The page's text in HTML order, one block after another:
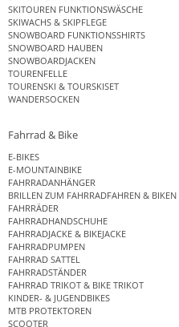
SKITOUREN FUNKTIONSWÄSCHE
SKIWACHS & SKIPFLEGE
SNOWBOARD FUNKTIONSSHIRTS
SNOWBOARD HAUBEN
SNOWBOARDJACKEN
TOURENFELLE
TOURENSKI & TOURSKISET
WANDERSOCKEN
Fahrrad & Bike
E-BIKES
E-MOUNTAINBIKE
FAHRRADANHÄNGER
BRILLEN ZUM FAHRRADFAHREN & BIKEN
FAHRRÄDER
FAHRRADHANDSCHUHE
FAHRRADJACKE & BIKEJACKE
FAHRRADPUMPEN
FAHRRAD SATTEL
FAHRRADSTÄNDER
FAHRRAD TRIKOT & BIKE TRIKOT
KINDER- & JUGENDBIKES
MTB PROTEKTOREN
SCOOTER